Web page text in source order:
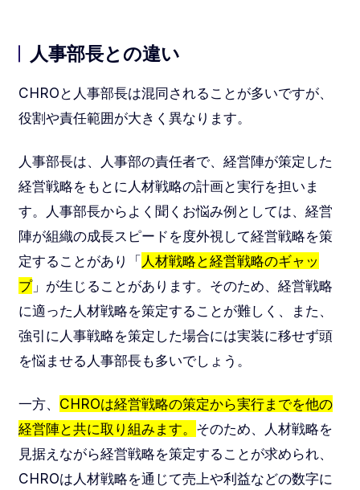
人事部長との違い
CHROと人事部長は混同されることが多いですが、
役割や責任範囲が大きく異なります。
人事部長は、人事部の責任者で、経営陣が策定した
経営戦略をもとに人材戦略の計画と実行を担いま
す。人事部長からよく聞くお悩み例としては、経営
陣が組織の成長スピードを度外視して経営戦略を策
定することがあり「 人材戦略と経営戦略のギャッ
プ」が生じることがあります。そのため、経営戦略
に適った人材戦略を策定することが難しく、また、
強引に人事戦略を策定した場合には実装に移せず頭
を悩ませる人事部長も多いでしょう。
一方、 CHROは経営戦略の策定から実行までを他の
経営陣と共に取り組みます。 そのため、人材戦略を
見据えながら経営戦略を策定することが求められ、
CHROは人材戦略を通じて売上や利益などの数字に